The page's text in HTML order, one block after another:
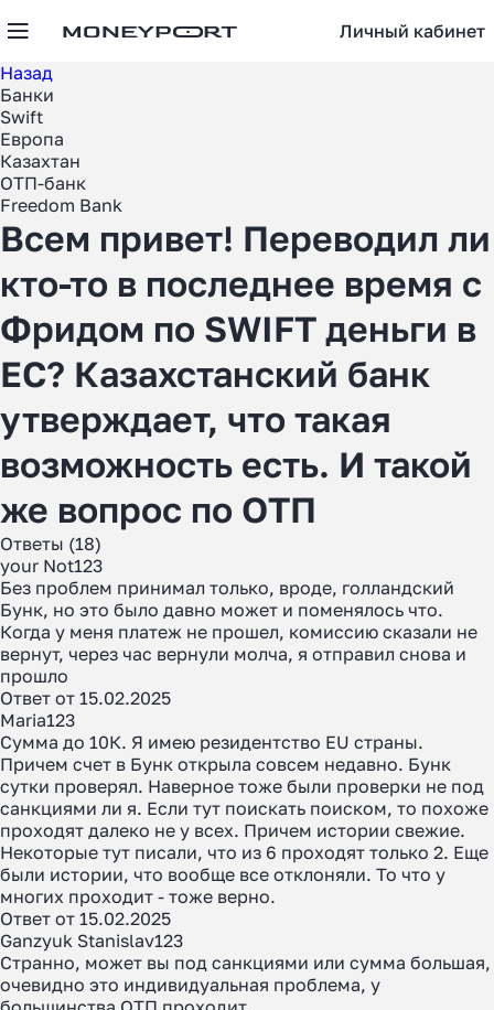
Личный кабинет
Назад
Банки
Swift
Европа
Казахтан
ОТП-банк
Freedom Bank
Всем привет! Переводил ли
кто-то в последнее время с
Фридом по SWIFT деньги в
ЕС? Казахстанский банк
утверждает, что такая
возможность есть. И такой
же вопрос по ОТП
Ответы (18)
your Not123
Без проблем принимал только, вроде, голландский
Бунк, но это было давно может и поменялось что.
Когда у меня платеж не прошел, комиссию сказали не
вернут, через час вернули молча, я отправил снова и
прошло
Ответ от 15.02.2025
Maria123
Сумма до 10К. Я имею резидентство EU страны.
Причем счет в Бунк открыла совсем недавно. Бунк
сутки проверял. Наверное тоже были проверки не под
санкциями ли я. Если тут поискать поиском, то похоже
проходят далеко не у всех. Причем истории свежие.
Некоторые тут писали, что из 6 проходят только 2. Еще
были истории, что вообще все отклоняли. То что у
многих проходит - тоже верно.
Ответ от 15.02.2025
Ganzyuk Stanislav123
Странно, может вы под санкциями или сумма большая,
очевидно это индивидуальная проблема, у